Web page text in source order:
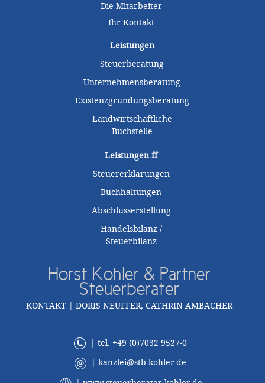
Die Mitarbeiter
Ihr Kontakt
Leistungen
Steuerberatung
Unternehmensberatung
Existenzgründungsberatung
Landwirtschaftliche
Buchstelle
Leistungenff
Steuererklärungen
Buchhaltungen
Abschlusserstellung
Handelsbilanz /
Steuerbilanz
Horst Kohler & Partner
Steuerberater
KONTAKT | DORIS NEUFFER, CATHRIN AMBACHER
| tel. +49 (0)7032 9527-0
| kanzlei@stb-kohler.de